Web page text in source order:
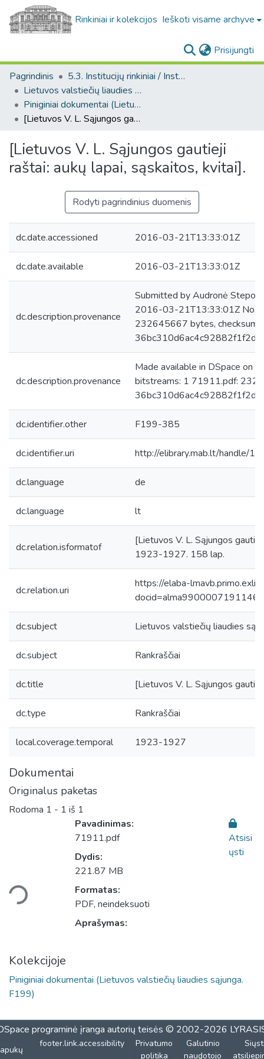
Rinkiniai ir kolekcijos Ieškoti visame archyve
Prisijungti
Pagrindinis
5.3. Institucijų rinkiniai / Institutional collections
Lietuvos valstiečių liaudies sąjunga. F199
Piniginiai dokumentai (Lietuvos valstiečių liaudies sąjunga. F199)
[Lietuvos V. L. Sąjungos gautieji raštai: aukų lapai, sąskaitos, kvitai].
[Lietuvos V. L. Sąjungos gautieji
raštai: aukų lapai, sąskaitos, kvitai].
Rodyti pagrindinius duomenis
dc.date.accessioned 2016-03-21T13:33:01Z
dc.date.available 2016-03-21T13:33:01Z
dc.description.provenance
Submitted by Audronė
2016-03-21T13:33:01Z No.
232645667 bytes, checksum:
dc.description.provenance
Made available in DSpace on
bitstreams: 1 71911.pdf:
dc.identifier.other F199-385
dc.identifier.uri http://elibrary.mab.lt/handle/1/
dc.language de
dc.language lt
dc.relation.isformatof
[Lietuvos V. L. Sąjungos
1923-1927. 158 lap.
dc.relation.uri
https://elaba-
dc.subject Lietuvos valstiečių liaudies
dc.subject Rankraščiai
dc.title [Lietuvos V. L. Sąjungos
dc.type Rankraščiai
local.coverage.temporal 1923-1927
Dokumentai
Originalus paketas
Rodoma 1 - 1 iš 1
Pavadinimas:
71911.pdf
Dydis:
221.87 MB
Formatas:
PDF, neindeksuoti
Aprašymas:
Atsisi
ųsti
Kolekcijoje
Piniginiai dokumentai (Lietuvos valstiečių liaudies sąjunga.
F199)
programinė įranga autorių teisės © 2002-2026
footer.link.accessibility
Privatumo
politika
Galutinio
naudotojo